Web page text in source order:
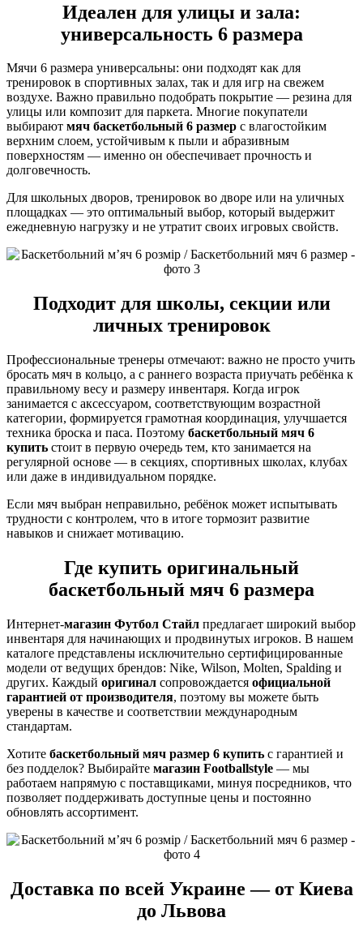
Идеален для улицы и зала:
универсальность 6 размера
Мячи 6 размера универсальны: они подходят как для
тренировок в спортивных залах, так и для игр на свежем
воздухе. Важно правильно подобрать покрытие — резина для
улицы или композит для паркета. Многие покупатели
выбирают мяч баскетбольный 6 размер с влагостойким
верхним слоем, устойчивым к пыли и абразивным
поверхностям — именно он обеспечивает прочность и
долговечность.
Для школьных дворов, тренировок во дворе или на уличных
площадках — это оптимальный выбор, который выдержит
ежедневную нагрузку и не утратит своих игровых свойств.
Подходит для школы, секции или
личных тренировок
Профессиональные тренеры отмечают: важно не просто учить
бросать мяч в кольцо, а с раннего возраста приучать ребёнка к
правильному весу и размеру инвентаря. Когда игрок
занимается с аксессуаром, соответствующим возрастной
категории, формируется грамотная координация, улучшается
техника броска и паса. Поэтому баскетбольный мяч 6
купить стоит в первую очередь тем, кто занимается на
регулярной основе — в секциях, спортивных школах, клубах
или даже в индивидуальном порядке.
Если мяч выбран неправильно, ребёнок может испытывать
трудности с контролем, что в итоге тормозит развитие
навыков и снижает мотивацию.
Где купить оригинальный
баскетбольный мяч 6 размера
Интернет-магазин Футбол Стайл предлагает широкий выбор
инвентаря для начинающих и продвинутых игроков. В нашем
каталоге представлены исключительно сертифицированные
модели от ведущих брендов: Nike, Wilson, Molten, Spalding и
других. Каждый оригинал сопровождается официальной
гарантией от производителя, поэтому вы можете быть
уверены в качестве и соответствии международным
стандартам.
Хотите баскетбольный мяч размер 6 купить с гарантией и
без подделок? Выбирайте магазин Footballstyle — мы
работаем напрямую с поставщиками, минуя посредников, что
позволяет поддерживать доступные цены и постоянно
обновлять ассортимент.
Доставка по всей Украине — от Киева
до Львова